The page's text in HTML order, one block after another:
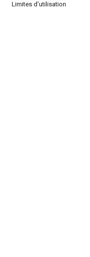
Limites d'utilisation